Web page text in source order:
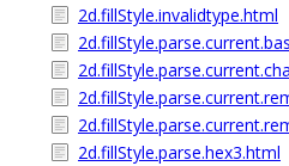
2d.fillStyle.invalidtype.html
2d.fillStyle.parse.hex3.html